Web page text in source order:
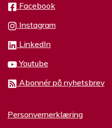
Facebook
Instagram
LinkedIn
Youtube
Abonnér på nyhetsbrev
Personvernerklæring